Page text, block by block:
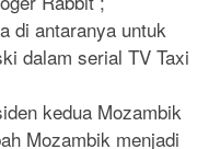
di antaranya untuk
dalam serial TV Taxi
kedua Mozambik
Mozambik menjadi